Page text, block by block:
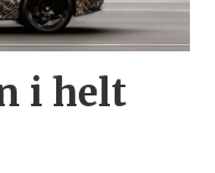
i helt